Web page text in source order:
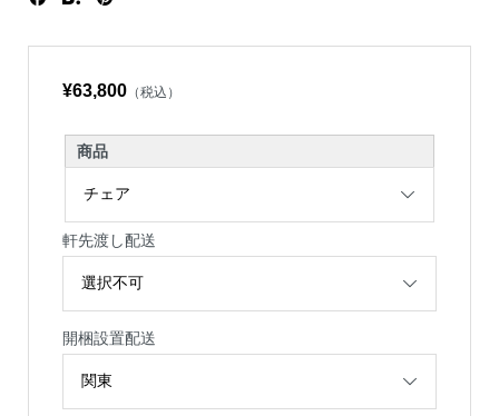
¥63,800（税込）
商品
軒先渡し配送
開梱設置配送